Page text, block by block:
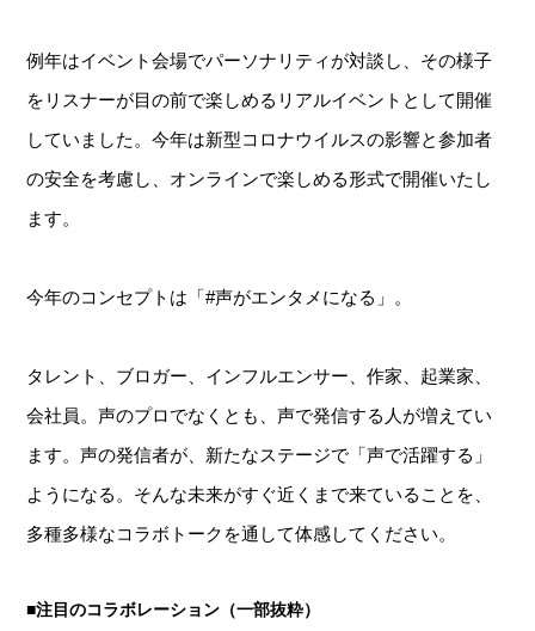
例年はイベント会場でパーソナリティが対談し、その様子
をリスナーが目の前で楽しめるリアルイベントとして開催
していました。今年は新型コロナウイルスの影響と参加者
の安全を考慮し、オンラインで楽しめる形式で開催いたし
ます。
今年のコンセプトは「#声がエンタメになる」。
タレント、ブロガー、インフルエンサー、作家、起業家、
会社員。声のプロでなくとも、声で発信する人が増えてい
ます。声の発信者が、新たなステージで「声で活躍する」
ようになる。そんな未来がすぐ近くまで来ていることを、
多種多様なコラボトークを通して体感してください。
■注目のコラボレーション（一部抜粋）